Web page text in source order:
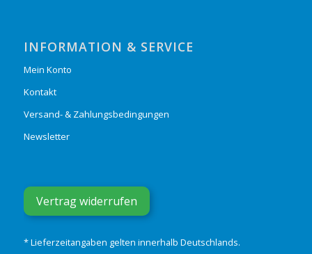
INFORMATION & SERVICE
Mein Konto
Kontakt
Versand- & Zahlungsbedingungen
Newsletter
Vertrag widerrufen
* Lieferzeitangaben gelten innerhalb Deutschlands.